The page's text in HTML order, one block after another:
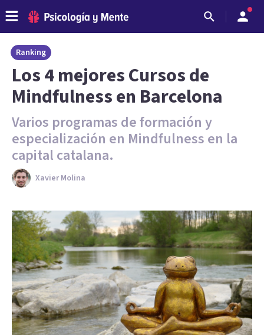
Ranking
Los 4 mejores Cursos de
Mindfulness en Barcelona
Varios programas de formación y
especialización en Mindfulness en la
capital catalana.
Xavier Molina